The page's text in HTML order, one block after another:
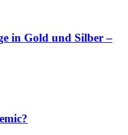
in Gold und Silber –